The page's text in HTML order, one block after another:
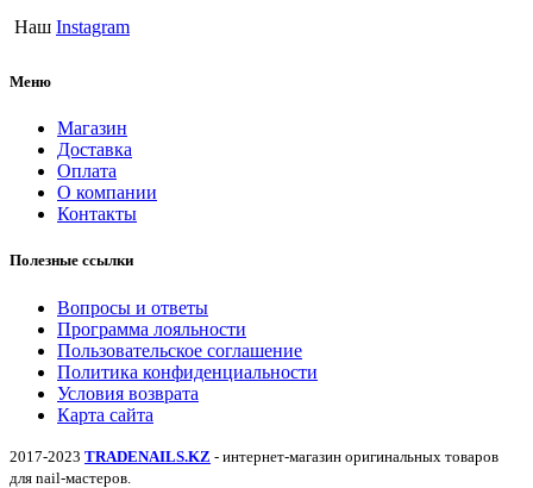
Наш Instagram
Меню
Магазин
Доставка
Оплата
О компании
Контакты
Полезные ссылки
Вопросы и ответы
Программа лояльности
Пользовательское соглашение
Политика конфиденциальности
Условия возврата
Карта сайта
2017-2023 TRADENAILS.KZ - интернет-магазин оригинальных товаров
для nail-мастеров.